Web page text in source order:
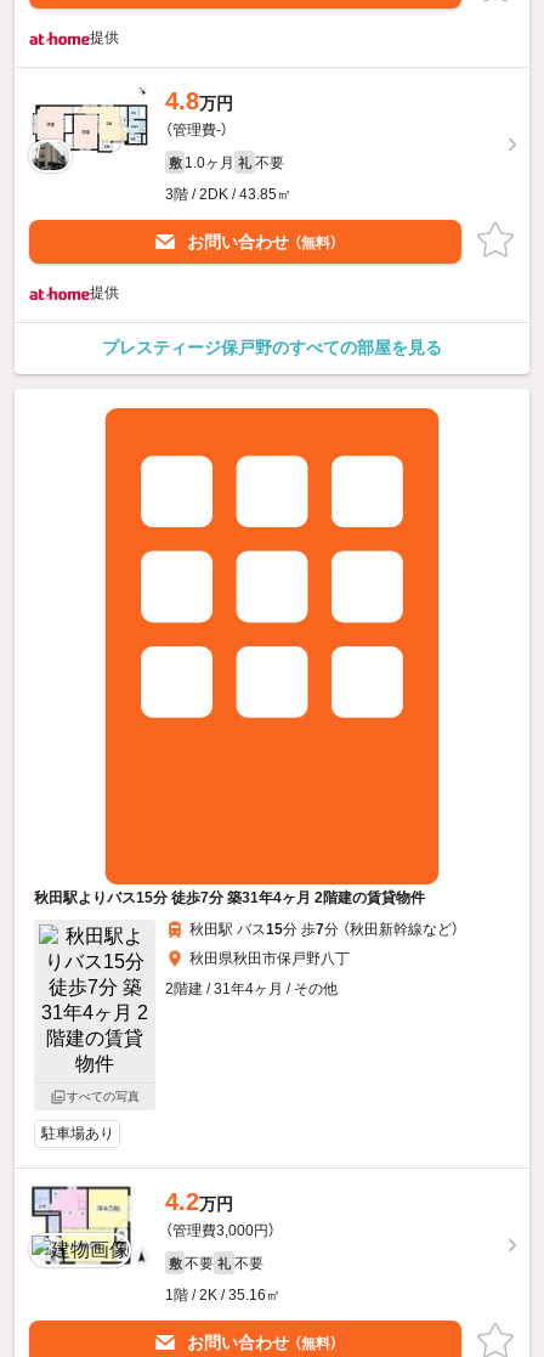
提供
4.8万円
（管理費-）
敷 1.0ヶ月 礼 不要
3階 / 2DK / 43.85㎡
お問い合わせ （無料）
提供
プレスティージ保戸野のすべての部屋を見る
秋田駅よりバス15分 徒歩7分 築31年4ヶ月 2階建の賃貸物件
すべての写真
秋田駅 バス15分 歩7分 （秋田新幹線など）
秋田県秋田市保戸野八丁
2階建 / 31年4ヶ月 / その他
駐車場あり
4.2万円
（管理費3,000円）
敷 不要 礼 不要
1階 / 2K / 35.16㎡
お問い合わせ （無料）